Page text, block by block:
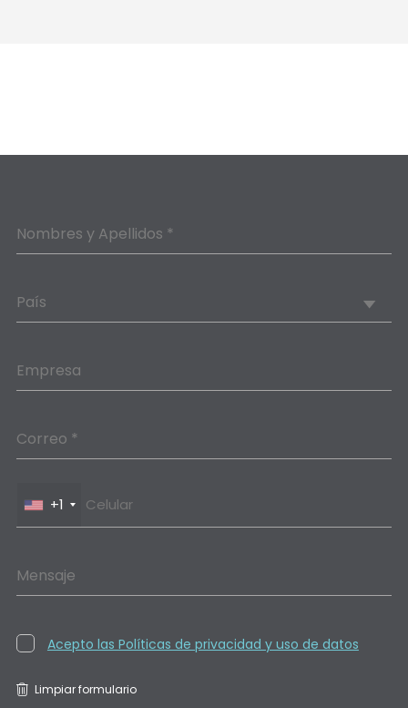
Nombres y Apellidos *
País
Empresa
Correo *
+1
Mensaje
Acepto las Políticas de privacidad y uso de datos
Limpiar formulario